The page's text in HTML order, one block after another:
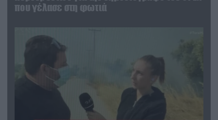
που γέλασε στη φωτιά